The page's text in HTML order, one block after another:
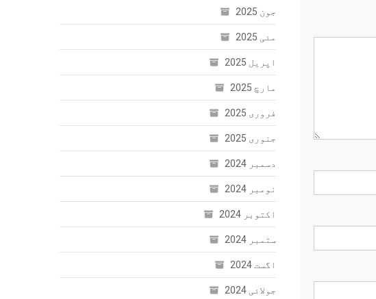
جون 2025
مئی 2025
اپریل 2025
مارچ 2025
فروری 2025
جنوری 2025
دسمبر 2024
نومبر 2024
اکتوبر 2024
ستمبر 2024
اگست 2024
جولائی 2024